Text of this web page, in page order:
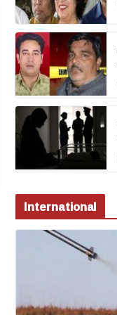
International